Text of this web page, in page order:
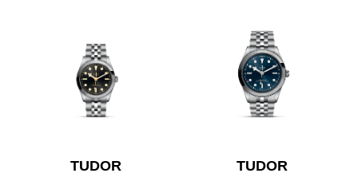
TUDOR
TUDOR